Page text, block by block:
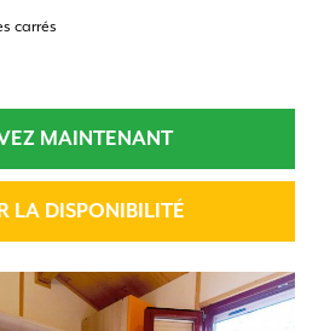
carrés
MAINTENANT
LA DISPONIBILITÉ